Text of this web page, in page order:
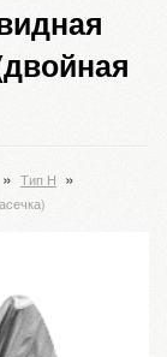
» Тип H »